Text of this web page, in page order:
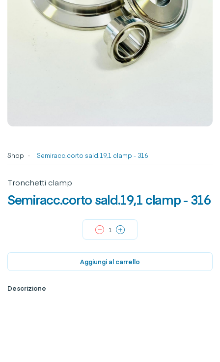
Shop Semiracc.corto sald.19,1 clamp - 316
Tronchetti clamp
Semiracc.corto sald.19,1 clamp - 316
Aggiungi al carrello
Descrizione